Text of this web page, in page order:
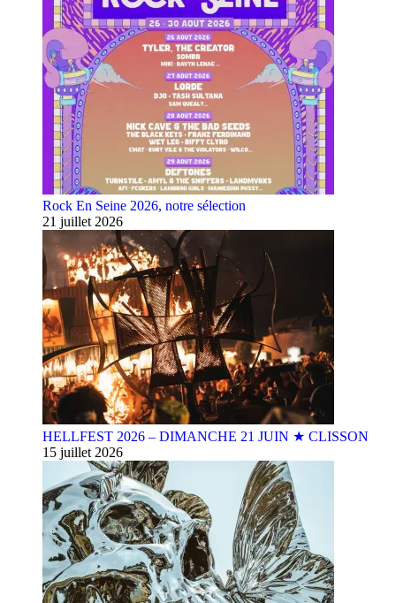
Rock En Seine 2026, notre sélection
21 juillet 2026
HELLFEST 2026 – DIMANCHE 21 JUIN ★ CLISSON
15 juillet 2026